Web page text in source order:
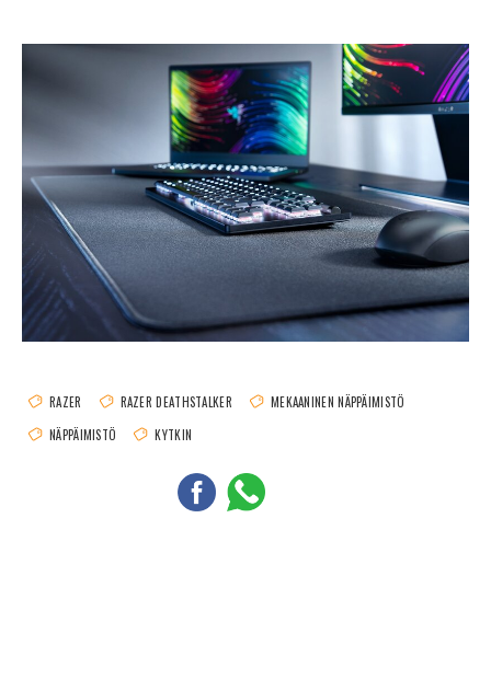
RAZER RAZER DEATHSTALKER
MEKAANINEN NÄPPÄIMISTÖ
NÄPPÄIMISTÖ
KYTKIN